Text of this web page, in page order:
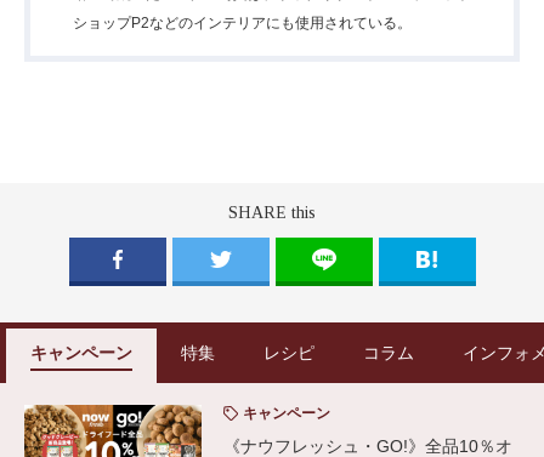
ショップP2などのインテリアにも使用されている。
SHARE this
キャンペーン 特集 レシピ コラム インフォ
キャンペーン
《ナウフレッシュ・GO!》全品10％オ